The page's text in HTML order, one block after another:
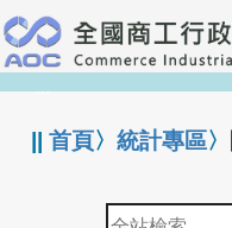
跳
到
主
要
:::
||首頁〉統計專區〉
全